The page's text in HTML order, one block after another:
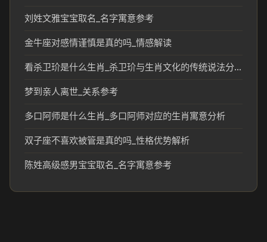
刘姓文雅宝宝取名_名字寓意参考
金牛座对感情谨慎是真的吗_情感解读
看杀卫玠是什么生肖_杀卫玠与生肖文化的传统说法分析
梦到亲人离世_关系参考
多口阿师是什么生肖_多口阿师对应的生肖寓意分析
双子座不喜欢被管是真的吗_性格优势解析
陈姓高级感男宝宝取名_名字寓意参考